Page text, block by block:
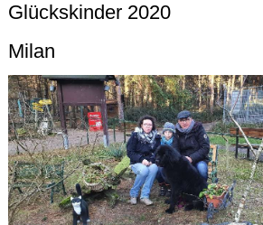
Glückskinder 2020
Milan